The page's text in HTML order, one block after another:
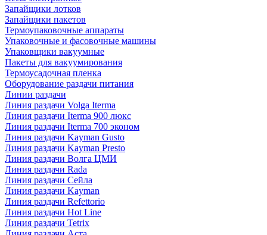
Запайщики лотков
Запайщики пакетов
Термоупаковочные аппараты
Упаковочные и фасовочные машины
Упаковщики вакуумные
Пакеты для вакуумирования
Термоусадочная пленка
Оборудование раздачи питания
Линии раздачи
Линия раздачи Volga Iterma
Линия раздачи Iterma 900 люкс
Линия раздачи Iterma 700 эконом
Линия раздачи Kayman Gusto
Линия раздачи Kayman Presto
Линия раздачи Волга ЦМИ
Линия раздачи Rada
Линия раздачи Сейла
Линия раздачи Kayman
Линия раздачи Refettorio
Линия раздачи Hot Line
Линия раздачи Tetrix